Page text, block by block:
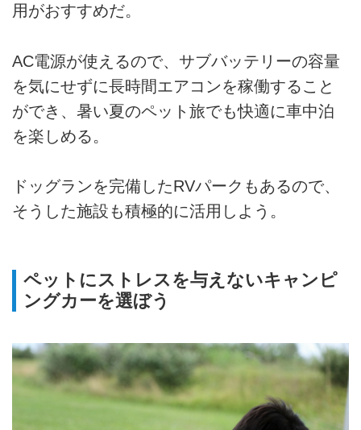
用がおすすめだ。
AC電源が使えるので、サブバッテリーの容量
を気にせずに長時間エアコンを稼働すること
ができ、暑い夏のペット旅でも快適に車中泊
を楽しめる。
ドッグランを完備したRVパークもあるので、
そうした施設も積極的に活用しよう。
ペットにストレスを与えないキャンピ
ングカーを選ぼう